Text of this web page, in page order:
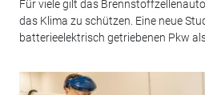
Für viele gilt das
das Klima zu schützen. Eine neue
batterieelektrisch getriebenen Pkw